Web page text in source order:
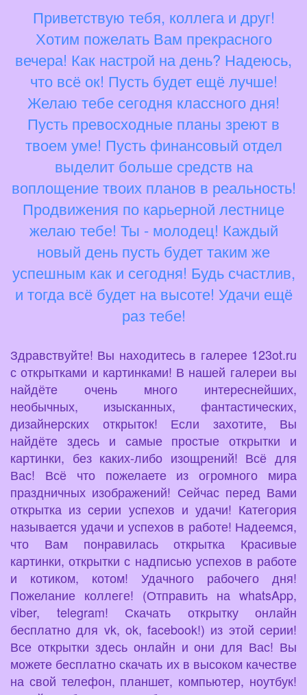
Приветствую тебя, коллега и друг!
Хотим пожелать Вам прекрасного
вечера! Как настрой на день? Надеюсь,
что всё ок! Пусть будет ещё лучше!
Желаю тебе сегодня классного дня!
Пусть превосходные планы зреют в
твоем уме! Пусть финансовый отдел
выделит больше средств на
воплощение твоих планов в реальность!
Продвижения по карьерной лестнице
желаю тебе! Ты - молодец! Каждый
новый день пусть будет таким же
успешным как и сегодня! Будь счастлив,
и тогда всё будет на высоте! Удачи ещё
раз тебе!
Здравствуйте! Вы находитесь в галерее 123ot.ru
с открытками и картинками! В нашей галереи вы
найдёте очень много интереснейших,
необычных, изысканных, фантастических,
дизайнерских открыток! Если захотите, Вы
найдёте здесь и самые простые открытки и
картинки, без каких-либо изощрений! Всё для
Вас! Всё что пожелаете из огромного мира
праздничных изображений! Сейчас перед Вами
открытка из серии успехов и удачи! Категория
называется удачи и успехов в работе! Надеемся,
что Вам понравилась открытка Красивые
картинки, открытки с надписью успехов в работе
и котиком, котом! Удачного рабочего дня!
Пожелание коллеге! (Отправить на whatsApp,
viber, telegram! Скачать открытку онлайн
бесплатно для vk, ok, facebook!) из этой серии!
Все открытки здесь онлайн и они для Вас! Вы
можете бесплатно скачать их в высоком качестве
на свой телефон, планшет, компьютер, ноутбук!